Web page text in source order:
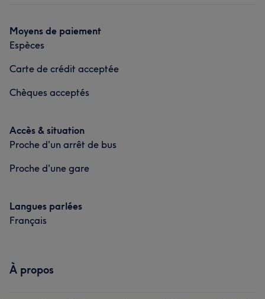
Moyens de paiement
Espèces
Carte de crédit acceptée
Chèques acceptés
Accès & situation
Proche d'un arrêt de bus
Proche d'une gare
Langues parlées
Français
À propos